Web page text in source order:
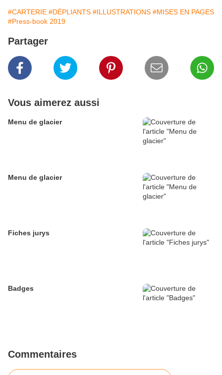
#CARTERIE #DÉPLIANTS #ILLUSTRATIONS #MISES EN PAGES
#Press-book 2019
Partager
Vous aimerez aussi
Menu de glacier
Menu de glacier
Fiches jurys
Badges
Commentaires